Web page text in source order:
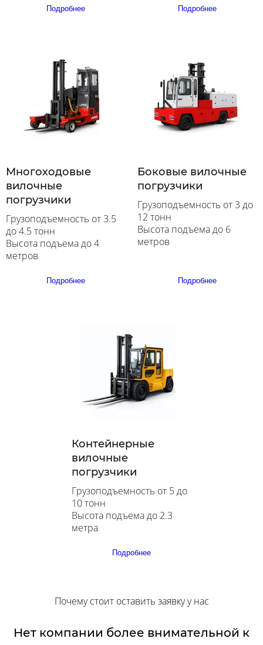
Подробнее Подробнее
Многоходовые
вилочные
погрузчики
Грузоподъемность от 3.5
до 4.5 тонн
Высота подъема до 4
метров
Подробнее
Боковые вилочные
погрузчики
Грузоподъемность от 3 до
12 тонн
Высота подъема до 6
метров
Подробнее
Контейнерные
вилочные
погрузчики
Грузоподъемность от 5 до
10 тонн
Высота подъема до 2.3
метра
Подробнее
Почему стоит оставить заявку у нас
Нет компании более внимательной к